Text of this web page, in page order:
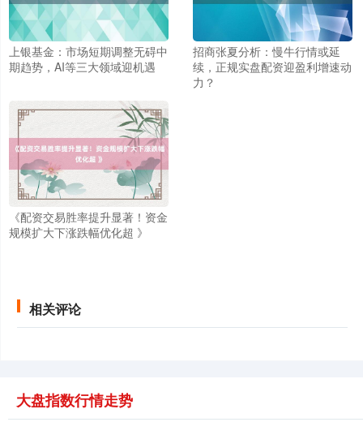
上银基金：市场短期调整无碍中
期趋势，AI等三大领域迎机遇
招商张夏分析：慢牛行情或延
续，正规实盘配资迎盈利增速动
力？
《配资交易胜率提升显著！资金
规模扩大下涨跌幅优化超 》
相关评论
大盘指数行情走势
1134.24 +11.37 +1.01%
创业板指 3563.12